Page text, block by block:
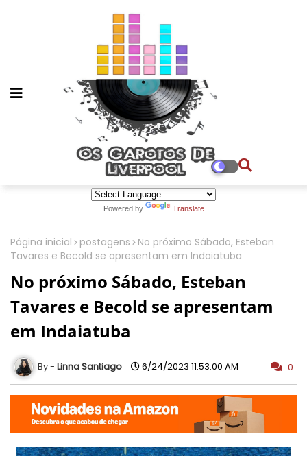
Powered by Translate
Página inicial postagens
No próximo Sábado, Esteban
Tavares e Becold se apresentam em Indaiatuba
No próximo Sábado, Esteban
Tavares e Becold se apresentam
em Indaiatuba
Linna Santiago 6/24/2023 11:53:00 AM 0